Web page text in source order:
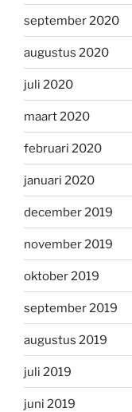
september 2020
augustus 2020
juli 2020
maart 2020
februari 2020
januari 2020
december 2019
november 2019
oktober 2019
september 2019
augustus 2019
juli 2019
juni 2019